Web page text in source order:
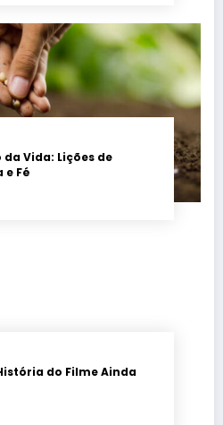
Vida: Lições de
e Fé
do Filme Ainda